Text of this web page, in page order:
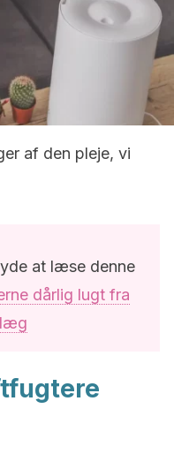
af den pleje, vi
at læse denne
dårlig lugt fra